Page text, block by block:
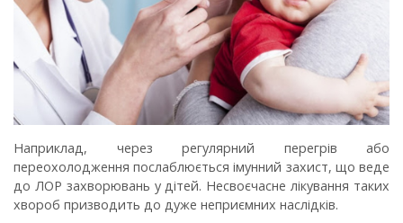
Наприклад, через регулярний перегрів або
переохолодження послаблюється імунний захист, що веде
до ЛОР захворювань у дітей. Несвоєчасне лікування таких
хвороб призводить до дуже неприємних наслідків.